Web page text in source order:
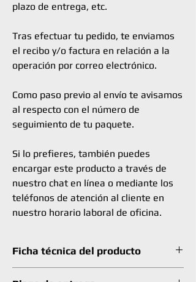
plazo de entrega, etc.
Tras efectuar tu pedido, te enviamos
el recibo y/o factura en relación a la
operación por correo electrónico.
Como paso previo al envío te avisamos
al respecto con el número de
seguimiento de tu paquete.
Si lo prefieres, también puedes
encargar este producto a través de
nuestro chat en línea o mediante los
teléfonos de atención al cliente en
nuestro horario laboral de oficina.
Ficha técnica del producto